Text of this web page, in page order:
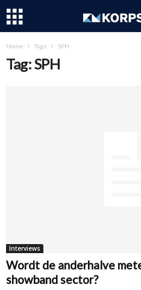
Home Tags SPH
Tag: SPH
Interviews
Wordt de anderhalve
showband sector?